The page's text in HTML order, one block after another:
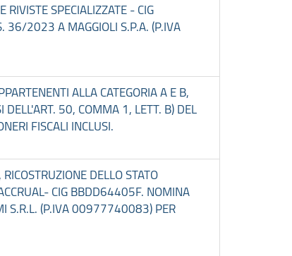
SPECIALIZZATE - CIG
36/2023 A MAGGIOLI S.P.A. (P.IVA
ALLA CATEGORIA A E B,
50, COMMA 1, LETT. B) DEL
FISCALI INCLUSI.
DELLO STATO
CIG BBDD64405F. NOMINA
S.R.L. (P.IVA 00977740083) PER